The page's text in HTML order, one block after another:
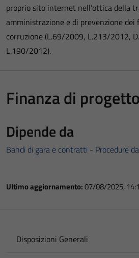
proprio sito internet nell’ottica della
amministrazione e di prevenzione dei
corruzione (L.69/2009, L.213/2012,
L.190/2012).
Finanza di progetto
Dipende da
Bandi di gara e contratti - Procedure
Ultimo aggiornamento:07/08/2025,
Disposizioni Generali